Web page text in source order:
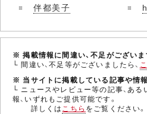
伴都美子
※ 掲載情報に間違い、不足がございま
└ 間違い、不足等がございましたら、
※ 当サイトに掲載している記事や情
└ ニュースやレビュー等の記事、あ
報、いずれもご提供可能です。
詳しくはこちら をご覧ください。